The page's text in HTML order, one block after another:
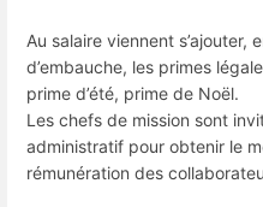
Au salaire viennent s’ajouter,
d’embauche, les primes
prime d’été, prime de Noël.
Les chefs de mission sont
administratif pour obtenir le
rémunération des